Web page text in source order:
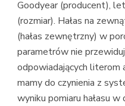
Goodyear (producent),
(rozmiar). Hałas na
(hałas zewnętrzny) w
parametrów nie
odpowiadających
mamy do czynienia z
wyniku pomiaru hałasu